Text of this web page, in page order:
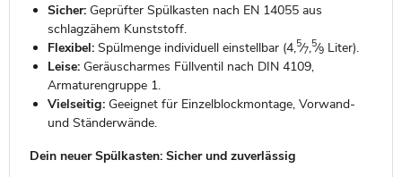
Sicher:Geprüfter Spülkasten nach EN 14055 aus
schlagzähem Kunststoff.
Flexibel:Spülmenge individuell einstellbar (4,5⁄7,5⁄9Liter).
Leise:Geräuscharmes Füllventil nach DIN 4109,
Armaturengruppe 1.
Vielseitig:Geeignet für Einzelblockmontage, Vorwand-
und Ständerwände.
Dein neuer Spülkasten: Sicher und zuverlässig